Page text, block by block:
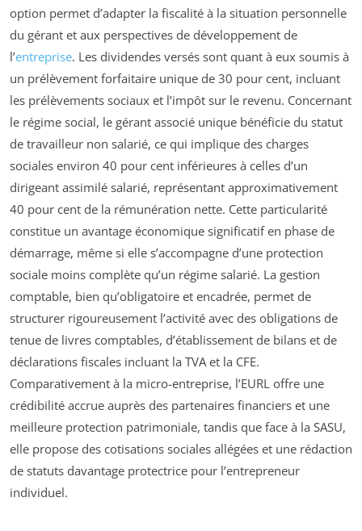
option permet d’adapter la fiscalité à la situation personnelle
du gérant et aux perspectives de développement de
l’entreprise. Les dividendes versés sont quant à eux soumis à
un prélèvement forfaitaire unique de 30 pour cent, incluant
les prélèvements sociaux et l’impôt sur le revenu. Concernant
le régime social, le gérant associé unique bénéficie du statut
de travailleur non salarié, ce qui implique des charges
sociales environ 40 pour cent inférieures à celles d’un
dirigeant assimilé salarié, représentant approximativement
40 pour cent de la rémunération nette. Cette particularité
constitue un avantage économique significatif en phase de
démarrage, même si elle s’accompagne d’une protection
sociale moins complète qu’un régime salarié. La gestion
comptable, bien qu’obligatoire et encadrée, permet de
structurer rigoureusement l’activité avec des obligations de
tenue de livres comptables, d’établissement de bilans et de
déclarations fiscales incluant la TVA et la CFE.
Comparativement à la micro-entreprise, l’EURL offre une
crédibilité accrue auprès des partenaires financiers et une
meilleure protection patrimoniale, tandis que face à la SASU,
elle propose des cotisations sociales allégées et une rédaction
de statuts davantage protectrice pour l’entrepreneur
individuel.